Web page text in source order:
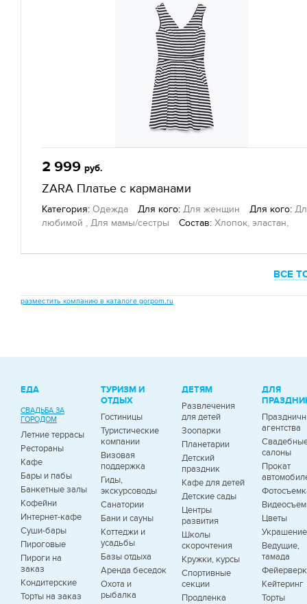
2 999 руб.
ZARA Платье с карманами
Категория: Одежда Для кого: Для женщин Для кого:
любимой , Для мамы/сестры
Состав: Хлопок, эластан,
Другие товары— Zara, г. Екатеринбург
ВСЕ
разместить компанию в каталоге gorpom.ru
ЕДА
СВАДЬБА ЗА
ГОРОДОМ
Летние террасы
Рестораны
Кафе
Бары и пабы
Банкетные залы
Кофейни
Интернет-кафе
Суши-бары
Пироговые
Пироги на
заказ
Кондитерские
Торты на заказ
ТУРИЗМ И
ОТДЫХ
Гостиницы
Туристические
компании
Визовая
поддержка
Гиды,
экскурсоводы
Санатории
Бани и сауны
Коттеджи и
усадьбы
Базы отдыха
Аренда беседок
Охота и
рыбалка
ДЕТЯМ
Развлечения
для детей
Зоопарки
Планетарии
Детский
праздник
Кафе для детей
Детские сады
Центры
развития
Школы
скорочтения
Кружки, курсы
Спортивные
секции
Продленка
ДЛЯ
агентства
салоны
Прокат
Цветы
Ведущие,
тамада
Кейтеринг
Торты